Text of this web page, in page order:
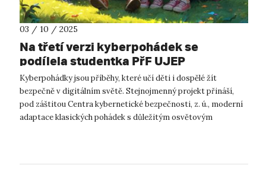
03 / 10 / 2025
Na třetí verzi kyberpohádek se
podílela studentka PřF UJEP
Kyberpohádky jsou příběhy, které učí děti i dospělé žít
bezpečně v digitálním světě. Stejnojmenný projekt přináší,
pod záštitou Centra kybernetické bezpečnosti, z. ú., moderní
adaptace klasických pohádek s důležitým osvětovým